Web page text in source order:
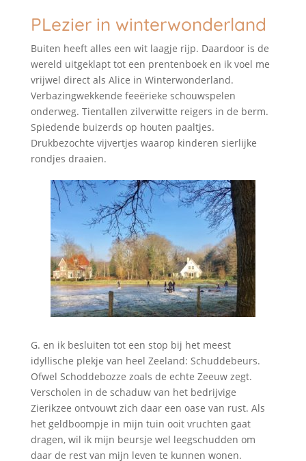
PLezier in winterwonderland
Buiten heeft alles een wit laagje rijp. Daardoor is de
wereld uitgeklapt tot een prentenboek en ik voel me
vrijwel direct als Alice in Winterwonderland.
Verbazingwekkende feeërieke schouwspelen
onderweg. Tientallen zilverwitte reigers in de berm.
Spiedende buizerds op houten paaltjes.
Drukbezochte vijvertjes waarop kinderen sierlijke
rondjes draaien.
G. en ik besluiten tot een stop bij het meest
idyllische plekje van heel Zeeland: Schuddebeurs.
Ofwel Schoddebozze zoals de echte Zeeuw zegt.
Verscholen in de schaduw van het bedrijvige
Zierikzee ontvouwt zich daar een oase van rust. Als
het geldboompje in mijn tuin ooit vruchten gaat
dragen, wil ik mijn beursje wel leegschudden om
daar de rest van mijn leven te kunnen wonen.